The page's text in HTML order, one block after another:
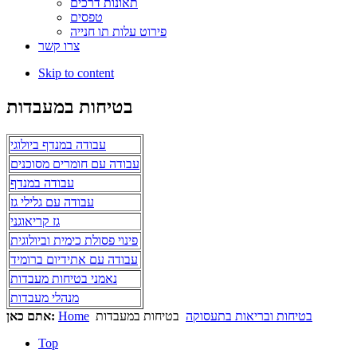
תאונות דרכים
טפסים
פירוט עלות תו חנייה
צרו קשר
Skip to content
בטיחות במעבדות
עבודה במנדף ביולוגי
עבודה עם חומרים מסוכנים
עבודה במנדף
עבודה עם גלילי גז
גז קריאוגני
פינוי פסולת כימית וביולוגית
עבודה עם אתידיום ברומיד
נאמני בטיחות מעבדות
מנהלי מעבדות
אתם כאן: Home בטיחות ובריאות בתעסוקה בטיחות במעבדות
Top